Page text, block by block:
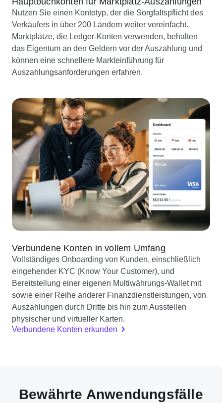
Nutzen Sie einen Kontotyp, der die Sorgfaltspflicht des
Verkäufers in über 200 Ländern weiter vereinfacht.
Marktplätze, die Ledger-Konten verwenden, behalten
das Eigentum an den Geldern vor der Auszahlung und
können eine schnellere Markteinführung für
Auszahlungsanforderungen erfahren.
Verbundene Konten in vollem Umfang
Vollständiges Onboarding von Kunden, einschließlich
eingehender KYC (Know Your Customer), und
Bereitstellung einer eigenen Multiwährungs-Wallet mit
sowie einer Reihe anderer Finanzdienstleistungen, von
Auszahlungen durch Dritte bis hin zum Ausstellen
physischer und virtueller Karten.
Verbundene Konten erkunden
Bewährte Anwendungsfälle